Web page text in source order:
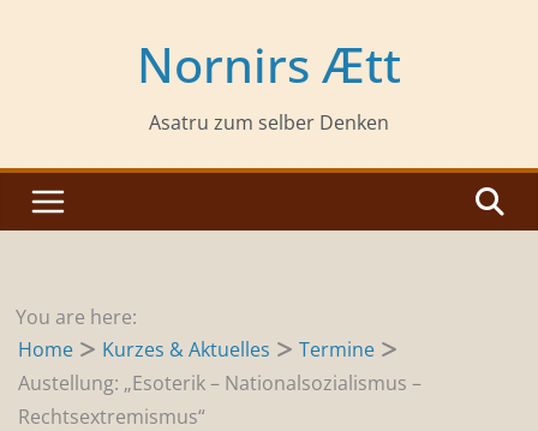
Nornirs Ætt
Asatru zum selber Denken
You are here:
Home
Kurzes & Aktuelles
Termine
Austellung: „Esoterik – Nationalsozialismus –
Rechtsextremismus“